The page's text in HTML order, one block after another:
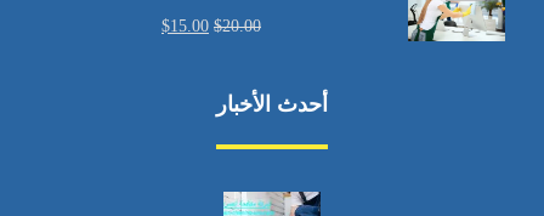
$20.00
$15.00
أحدث الأخبار